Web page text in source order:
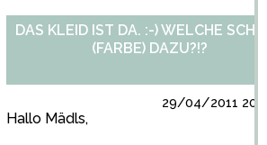
DAS KLEID IST DA. :-) WELCHE
(FARBE) DAZU?!?
29/04/2011
Hallo Mädls,